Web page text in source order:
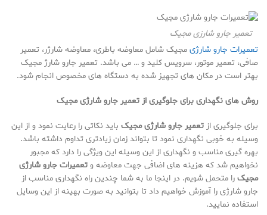
تعمیر جارو شارزی مجیک
تعمیرات جارو شارژیمجیک شامل معاوضه باطری، معاوضه شارژر، تعمیر
صافی، تعمیر موتور، سرویس کلید و … می باشد. تعمیر جارو شارژ مجیک
بهتر است در مکان های تجهیز شده به دستگاه های مخصوص انجام شود.
روش های نگهداری برای جلوگیری از تعمیر جارو شارژی مجیک
برای جلوگیری ازتعمیر جارو شارژی مجیک باید نکاتی را رعایت نمود و از این
وسیله به خوبی نگهداری نمود تا بتواند زمان زیادتری تداوم داشته باشد.
بهره گیری مناسب و نگهداری از این وسیله این ویژگی را دارد که مجبور
نخواهیم شد که هزینه های اضافی جهت معاوضه وتعمیرات جارو شارژی
مجیکرا متحمل شویم. در اینجا ما به شما چندین راه نگهداری مناسب از
جارو شارژی را آموزش خواهیم داد تا بتوانید به صورت بهینه از این وسایل
استفاده نمایید.